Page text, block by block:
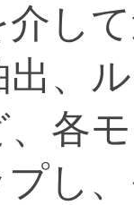
し
、
、各
し